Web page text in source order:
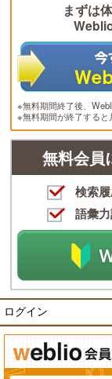
まずは
※無料期間終了後、
※無料期間が終了すると
無料会員
検索
語彙
ログイン